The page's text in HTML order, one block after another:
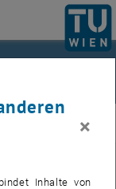
×
Inhalte von